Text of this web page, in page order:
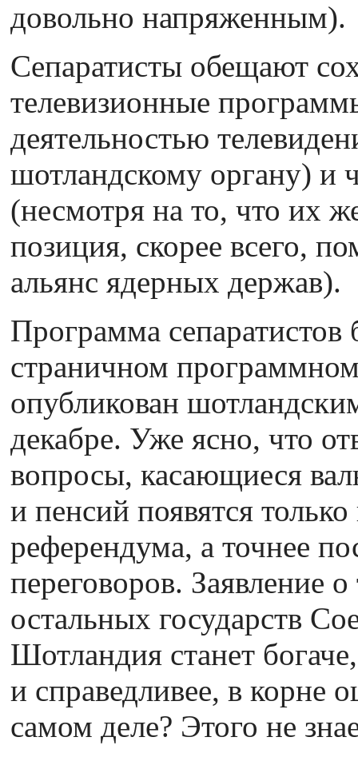
довольно напряженным).
Сепаратисты обещают
телевизионные
деятельностью
шотландскому органу) и
(несмотря на то, что их
позиция, скорее всего,
альянс ядерных держав).
Программа
страничном
опубликован
декабре. Уже ясно, что
вопросы, касающиеся
и пенсий появятся
референдума, а точнее
переговоров. Заявление
остальных государств
Шотландия станет
и справедливее, в корне
самом деле? Этого не